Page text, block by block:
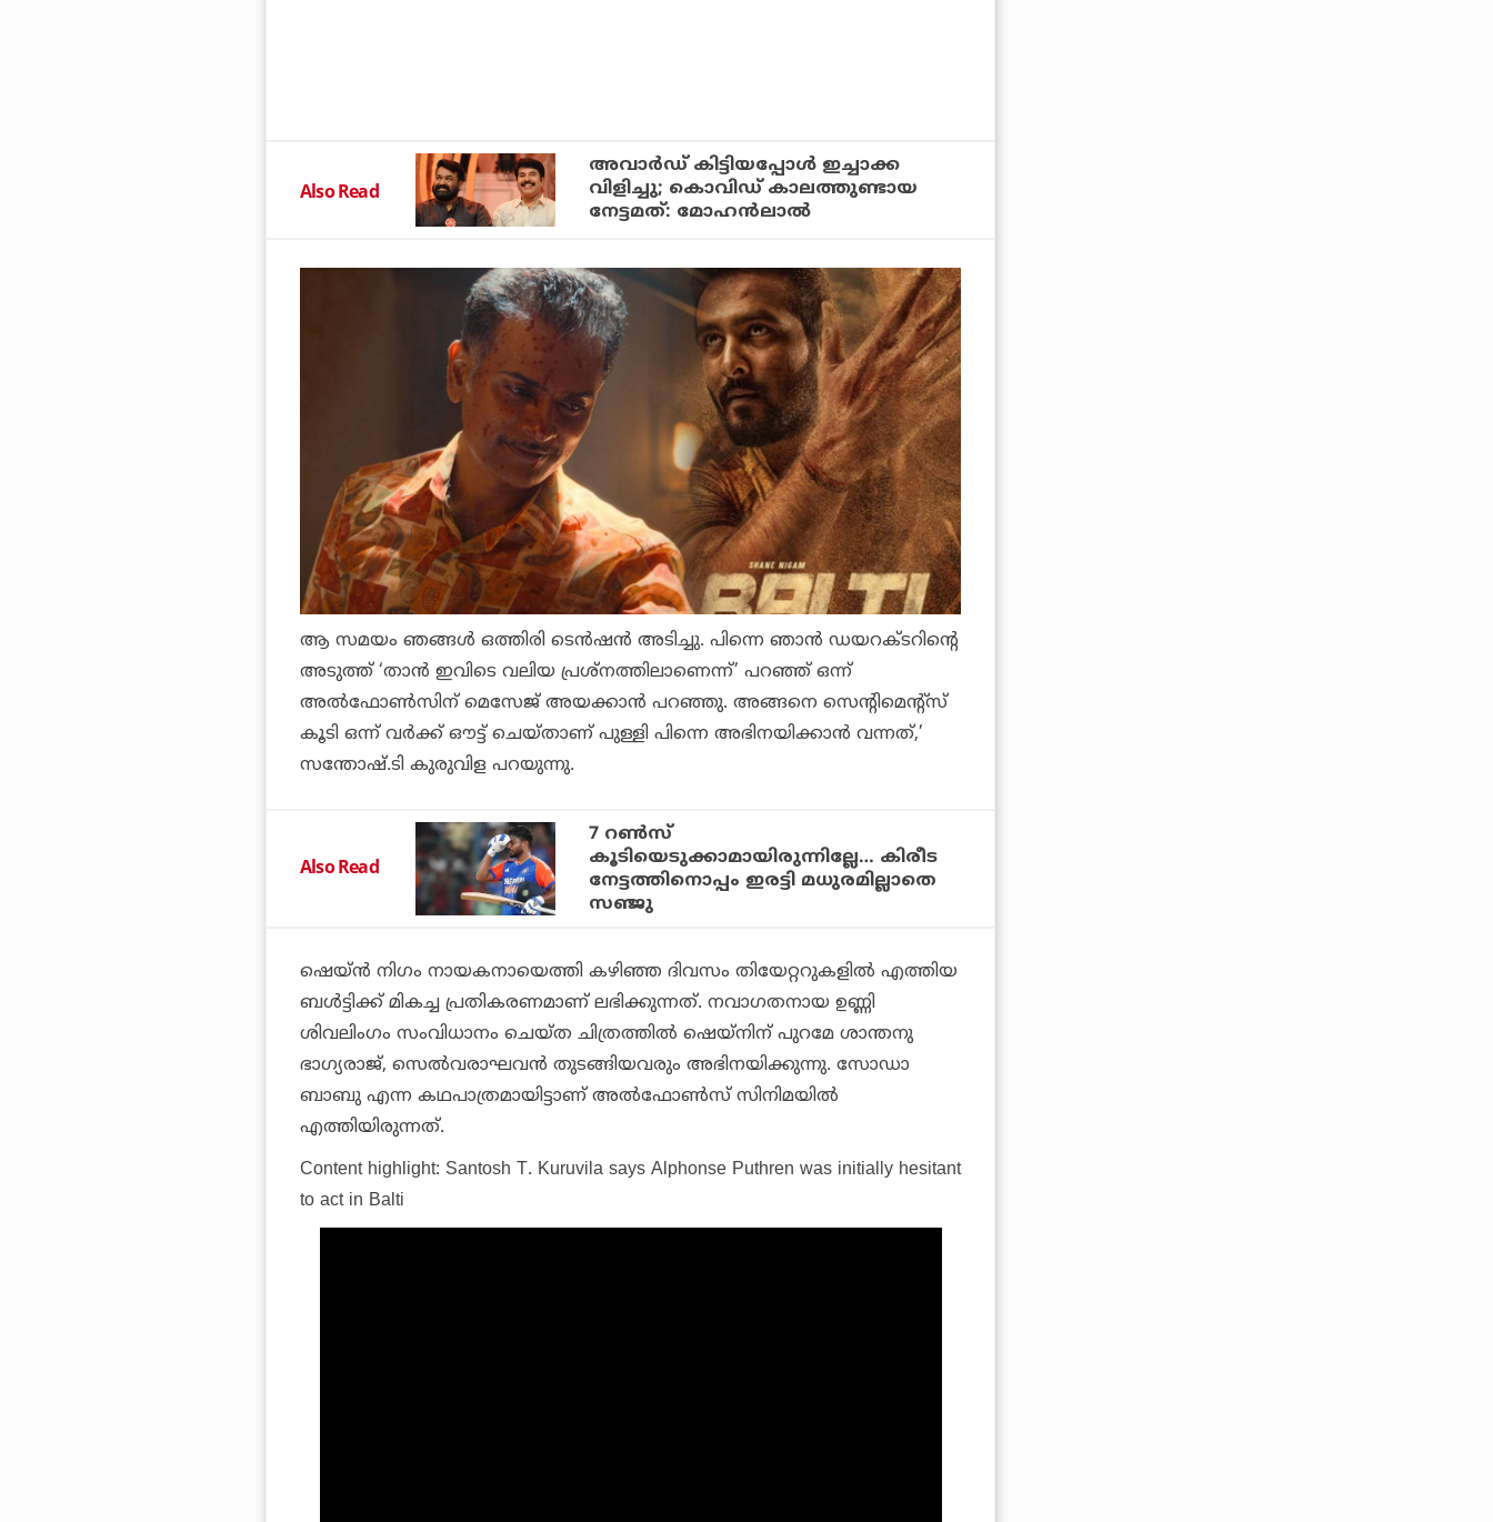
Also Read
അവാർഡ് കിട്ടിയപ്പോൾ ഇച്ചാക്ക
വിളിച്ചു; കൊവിഡ് കാലത്തുണ്ടായ
നേട്ടമത്: മോഹൻലാൽ
ആ സമയം ഞങ്ങള്‍ ഒത്തിരി ടെന്‍ഷന്‍ അടിച്ചു. പിന്നെ ഞാന്‍ ഡയറക്ടറിന്റെ
അടുത്ത് ‘താന്‍ ഇവിടെ വലിയ പ്രശ്‌നത്തിലാണെന്ന്’ പറഞ്ഞ് ഒന്ന്
അല്‍ഫോണ്‍സിന് മെസേജ് അയക്കാന്‍ പറഞ്ഞു. അങ്ങനെ സെന്റിമെന്റ്‌സ്
കൂടി ഒന്ന് വര്‍ക്ക് ഔട്ട് ചെയ്താണ് പുള്ളി പിന്നെ അഭിനയിക്കാന്‍ വന്നത്,’
സന്തോഷ്.ടി കുരുവിള പറയുന്നു.
Also Read
7 റണ്‍സ്
കൂടിയെടുക്കാമായിരുന്നില്ലേ… കിരീട
നേട്ടത്തിനൊപ്പം ഇരട്ടി മധുരമില്ലാതെ
സഞ്ജു
ഷെയ്ന്‍ നിഗം നായകനായെത്തി കഴിഞ്ഞ ദിവസം തിയേറ്ററുകളില്‍ എത്തിയ
ബള്‍ട്ടിക്ക് മികച്ച പ്രതികരണമാണ് ലഭിക്കുന്നത്. നവാഗതനായ ഉണ്ണി
ശിവലിംഗം സംവിധാനം ചെയ്ത ചിത്രത്തില്‍ ഷെയ്‌നിന് പുറമേ ശാന്തനു
ഭാഗ്യരാജ്, സെല്‍വരാഘവന്‍ തുടങ്ങിയവരും അഭിനയിക്കുന്നു. സോഡാ
ബാബു എന്ന കഥപാത്രമായിട്ടാണ് അല്‍ഫോണ്‍സ് സിനിമയില്‍
എത്തിയിരുന്നത്.
Content highlight: Santosh T. Kuruvila says Alphonse Puthren was initially hesitant
to act in Balti